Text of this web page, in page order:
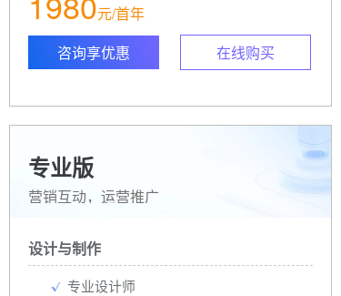
元/首年
咨询享优惠
在线购买
专业版
营销互动，运营推广
设计与制作
专业设计师